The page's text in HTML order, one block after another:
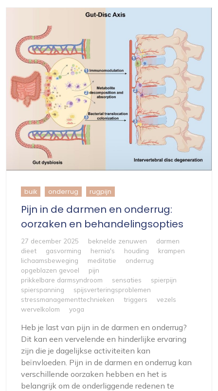
buik onderrug rugpijn
Pijn in de darmen en onderrug:
oorzaken en behandelingsopties
27 december 2025 beknelde zenuwen
darmen
dieet
gasvorming hernia's houding
krampen
lichaamsbeweging
meditatie
onderrug
opgeblazen gevoel
pijn
prikkelbare darmsyndroom
sensaties
spierpijn
spierspanning
spijsverteringsproblemen
stressmanagementtechnieken
triggers
vezels
wervelkolom
yoga
Heb je last van pijn in de darmen en onderrug?
Dit kan een vervelende en hinderlijke ervaring
zijn die je dagelijkse activiteiten kan
beïnvloeden. Pijn in de darmen en onderrug kan
verschillende oorzaken hebben en het is
belangrijk om de onderliggende redenen te